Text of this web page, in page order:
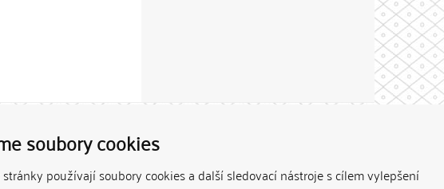
soubory cookies
používají soubory cookies a další sledovací nástroje s cílem vylepšení
constituent